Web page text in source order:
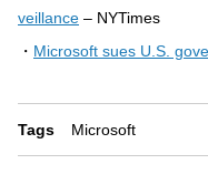
veillance – NYTimes
・ Microsoft sues U.S.
Tags Microsoft